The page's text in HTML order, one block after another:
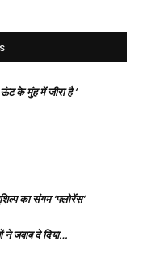
के मुंह में जीरा है ‘
का संगम ‘फ्लोरेंस’
ने जवाब दे दिया…